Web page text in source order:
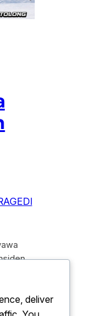
tinggi.
di
deliver